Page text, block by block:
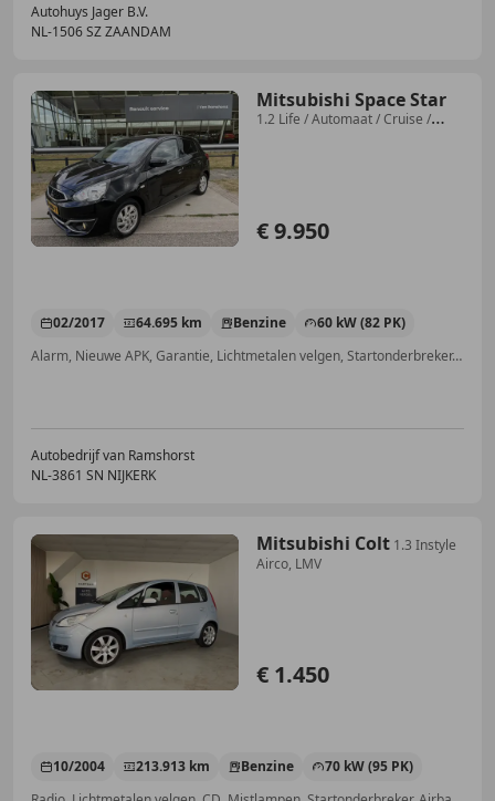
Autohuys Jager B.V.
NL-1506 SZ ZAANDAM
Mitsubishi Space Star
1.2 Life / Automaat / Cruise /
€ 9.950
02/2017 64.695 km Benzine
60 kW (82 PK)
Alarm, Nieuwe APK, Garantie, Lichtmetalen velgen, Startonderbreker, Airconditioning, Multifunctioneel stuurwiel, Getinte ramen
Autobedrijf van Ramshorst
NL-3861 SN NIJKERK
Mitsubishi Colt 1.3 Instyle
Airco, LMV
€ 1.450
10/2004 213.913 km Benzine
70 kW (95 PK)